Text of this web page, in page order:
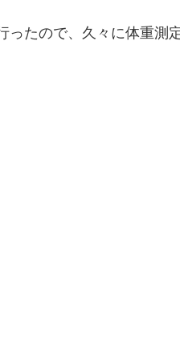
ったので、久々に体重測